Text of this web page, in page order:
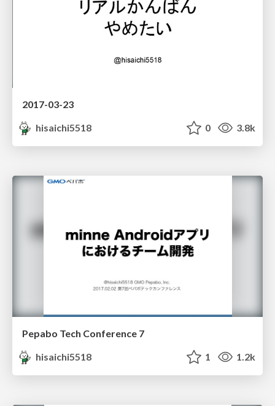
2017-03-23
hisaichi5518
0 3.8k
Pepabo Tech Conference 7
hisaichi5518
1 1.2k